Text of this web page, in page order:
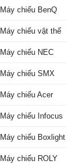
Máy chiếu BenQ
Máy chiếu vật thể
Máy chiếu NEC
Máy chiếu SMX
Máy chiếu Acer
Máy chiếu Infocus
Máy chiếu Boxlight
Máy chiếu ROLY